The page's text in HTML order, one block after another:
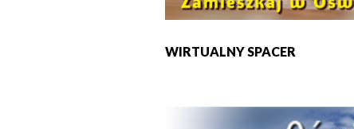
WIRTUALNY SPACER